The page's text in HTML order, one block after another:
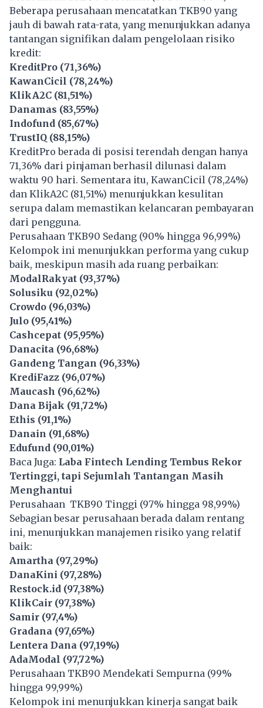
Beberapa perusahaan mencatatkan TKB90 yang
jauh di bawah rata-rata, yang menunjukkan adanya
tantangan signifikan dalam pengelolaan risiko
kredit:
KreditPro (71,36%)
KawanCicil (78,24%)
KlikA2C (81,51%)
Danamas (83,55%)
Indofund (85,67%)
TrustIQ (88,15%)
KreditPro berada di posisi terendah dengan hanya
71,36% dari pinjaman berhasil dilunasi dalam
waktu 90 hari. Sementara itu, KawanCicil (78,24%)
dan KlikA2C (81,51%) menunjukkan kesulitan
serupa dalam memastikan kelancaran pembayaran
dari pengguna.
Perusahaan TKB90 Sedang (90% hingga 96,99%)
Kelompok ini menunjukkan performa yang cukup
baik, meskipun masih ada ruang perbaikan:
ModalRakyat (93,37%)
Solusiku (92,02%)
Crowdo (96,03%)
Julo (95,41%)
Cashcepat (95,95%)
Danacita (96,68%)
Gandeng Tangan (96,33%)
KrediFazz (96,07%)
Maucash (96,62%)
Dana Bijak (91,72%)
Ethis (91,1%)
Danain (91,68%)
Edufund (90,01%)
Baca Juga: Laba Fintech Lending Tembus Rekor
Tertinggi, tapi Sejumlah Tantangan Masih
Menghantui
Perusahaan TKB90 Tinggi (97% hingga 98,99%)
Sebagian besar perusahaan berada dalam rentang
ini, menunjukkan manajemen risiko yang relatif
baik:
Amartha (97,29%)
DanaKini (97,28%)
Restock.id (97,38%)
KlikCair (97,38%)
Samir (97,4%)
Gradana (97,65%)
Lentera Dana (97,19%)
AdaModal (97,72%)
Perusahaan TKB90 Mendekati Sempurna (99%
hingga 99,99%)
Kelompok ini menunjukkan kinerja sangat baik